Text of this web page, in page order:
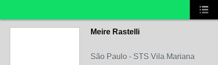
Meire Rastelli
São Paulo - STS Vila Mariana